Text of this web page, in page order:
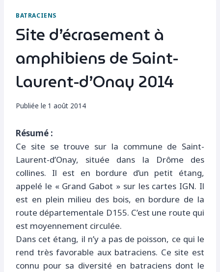
BATRACIENS
Site d’écrasement à
amphibiens de Saint-
Laurent-d’Onay 2014
Publiée le 1 août 2014
Résumé :
Ce site se trouve sur la commune de Saint-
Laurent-d’Onay, située dans la Drôme des
collines. Il est en bordure d’un petit étang,
appelé le « Grand Gabot » sur les cartes IGN. Il
est en plein milieu des bois, en bordure de la
route départementale D155. C’est une route qui
est moyennement circulée.
Dans cet étang, il n’y a pas de poisson, ce qui le
rend très favorable aux batraciens. Ce site est
connu pour sa diversité en batraciens dont le